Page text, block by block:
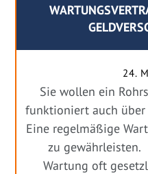
24.
Sie wollen ein
funktioniert auch über
Eine regelmäßige
zu gewährleisten.
Wartung oft